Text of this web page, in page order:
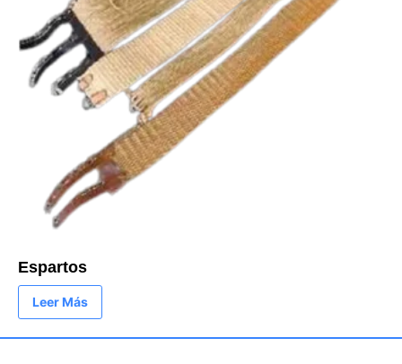
Espartos
Leer Más